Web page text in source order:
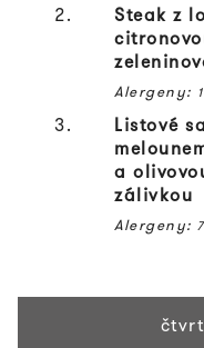
2.
Steak z
Alergeny:
3.
Listové
a
zálivkou
Alergeny: 7